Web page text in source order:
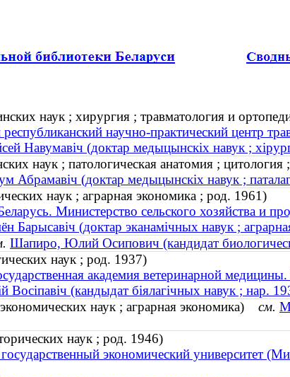
наук ; хирургия ; травматология и
республиканский научно-практический центр
Навумавіч (доктар медыцынскіх навук ;
наук ; патологическая анатомия ;
Абрамавіч (доктар медыцынскіх навук ;
наук ; аграрная экономика ; род. 1961)
Министерство сельского хозяйства и
Барысавіч (доктар эканамічных навук ;
Шапиро, Юлий Осипович (кандидат
наук ; род. 1937)
академия ветеринарной
Восіпавіч (кандыдат біялагічных навук ; нар.
наук ; аграрная экономика) см.
наук ; род. 1946)
экономический университет